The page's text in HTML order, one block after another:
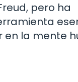
pero ha
la mente